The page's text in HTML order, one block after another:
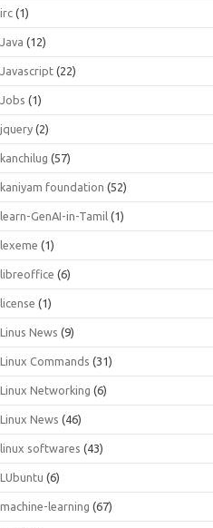
irc (1)
Java (12)
Javascript (22)
Jobs (1)
jquery (2)
kanchilug (57)
kaniyam foundation (52)
learn-GenAI-in-Tamil (1)
lexeme (1)
libreoffice (6)
license (1)
Linus News (9)
Linux Commands (31)
Linux Networking (6)
Linux News (46)
linux softwares (43)
LUbuntu (6)
machine-learning (67)